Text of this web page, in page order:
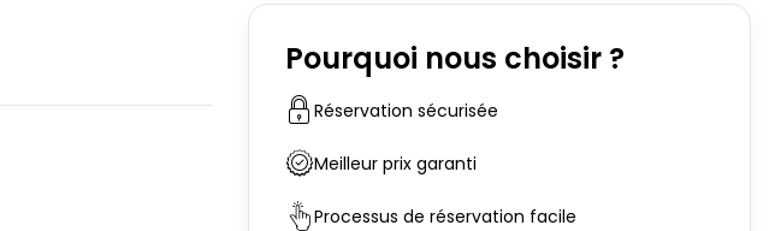
Pourquoi nous choisir ?
Réservation sécurisée
Meilleur prix garanti
Processus de réservation facile